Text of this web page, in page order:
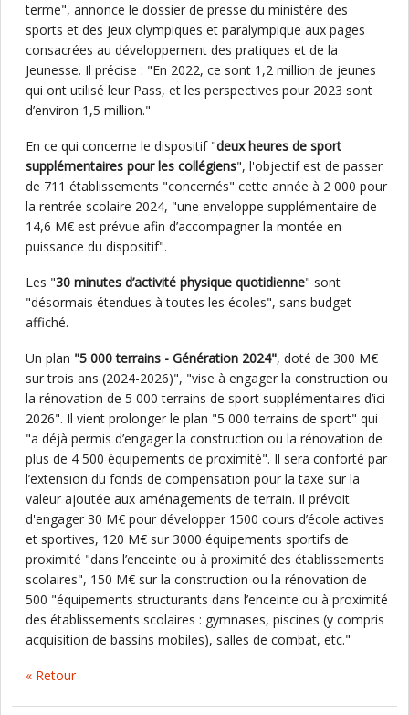
terme", annonce le dossier de presse du ministère des
sports et des jeux olympiques et paralympique aux pages
consacrées au développement des pratiques et de la
Jeunesse. Il précise : "En 2022, ce sont 1,2 million de jeunes
qui ont utilisé leur Pass, et les perspectives pour 2023 sont
d’environ 1,5 million."
En ce qui concerne le dispositif "deux heures de sport
supplémentaires pour les collégiens", l'objectif est de passer
de 711 établissements "concernés" cette année à 2 000 pour
la rentrée scolaire 2024, "une enveloppe supplémentaire de
14,6 M€ est prévue afin d’accompagner la montée en
puissance du dispositif".
Les "30 minutes d’activité physique quotidienne" sont
"désormais étendues à toutes les écoles", sans budget
affiché.
Un plan "5 000 terrains - Génération 2024", doté de 300 M€
sur trois ans (2024-2026)", "vise à engager la construction ou
la rénovation de 5 000 terrains de sport supplémentaires d’ici
2026". Il vient prolonger le plan "5 000 terrains de sport" qui
"a déjà permis d’engager la construction ou la rénovation de
plus de 4 500 équipements de proximité". Il sera conforté par
l’extension du fonds de compensation pour la taxe sur la
valeur ajoutée aux aménagements de terrain. Il prévoit
d'engager 30 M€ pour développer 1500 cours d’école actives
et sportives, 120 M€ sur 3000 équipements sportifs de
proximité "dans l’enceinte ou à proximité des établissements
scolaires", 150 M€ sur la construction ou la rénovation de
500 "équipements structurants dans l’enceinte ou à proximité
des établissements scolaires : gymnases, piscines (y compris
acquisition de bassins mobiles), salles de combat, etc."
« Retour